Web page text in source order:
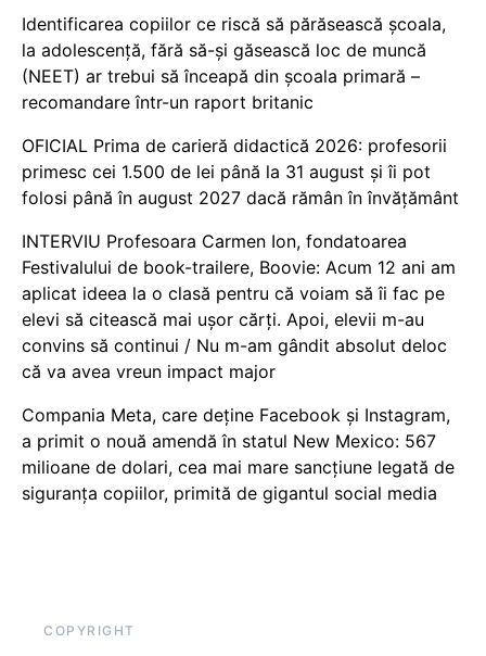
Identificarea copiilor ce riscă să părăsească școala,
la adolescență, fără să-și găsească loc de muncă
(NEET) ar trebui să înceapă din școala primară –
recomandare într-un raport britanic
OFICIAL Prima de carieră didactică 2026: profesorii
primesc cei 1.500 de lei până la 31 august și îi pot
folosi până în august 2027 dacă rămân în învățământ
INTERVIU Profesoara Carmen Ion, fondatoarea
Festivalului de book-trailere, Boovie: Acum 12 ani am
aplicat ideea la o clasă pentru că voiam să îi fac pe
elevi să citească mai ușor cărți. Apoi, elevii m-au
convins să continui / Nu m-am gândit absolut deloc
că va avea vreun impact major
Compania Meta, care deține Facebook și Instagram,
a primit o nouă amendă în statul New Mexico: 567
milioane de dolari, cea mai mare sancțiune legată de
siguranța copiilor, primită de gigantul social media
COPYRIGHT